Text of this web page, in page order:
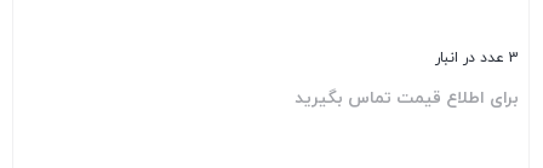
3 عدد در انبار
برای اطلاع قیمت تماس بگیرید